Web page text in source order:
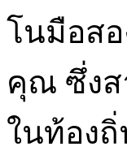
โนมือส
คุณ ซึ่งส
ในท้อง